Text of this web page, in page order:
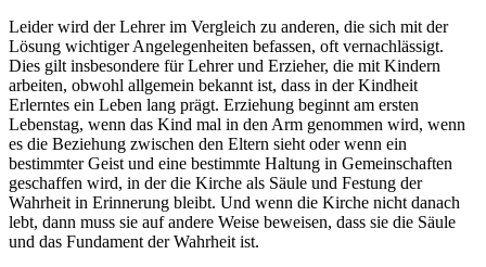
Leider wird der Lehrer im Vergleich zu anderen, die sich mit der
Lösung wichtiger Angelegenheiten befassen, oft vernachlässigt.
Dies gilt insbesondere für Lehrer und Erzieher, die mit Kindern
arbeiten, obwohl allgemein bekannt ist, dass in der Kindheit
Erlerntes ein Leben lang prägt. Erziehung beginnt am ersten
Lebenstag, wenn das Kind mal in den Arm genommen wird, wenn
es die Beziehung zwischen den Eltern sieht oder wenn ein
bestimmter Geist und eine bestimmte Haltung in Gemeinschaften
geschaffen wird, in der die Kirche als Säule und Festung der
Wahrheit in Erinnerung bleibt. Und wenn die Kirche nicht danach
lebt, dann muss sie auf andere Weise beweisen, dass sie die Säule
und das Fundament der Wahrheit ist.